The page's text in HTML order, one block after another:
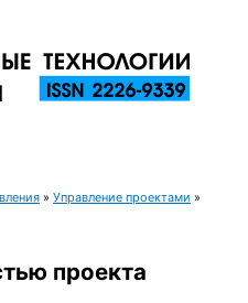
» Управление проектами »
проекта